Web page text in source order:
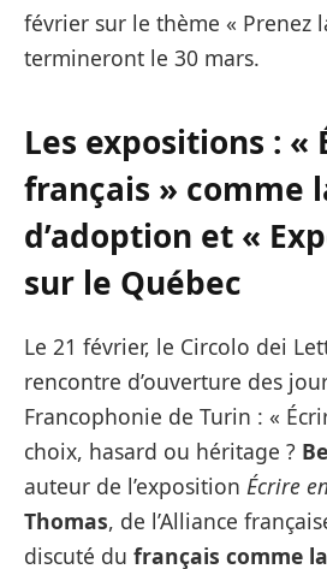
février sur le thème « Prenez
termineront le 30 mars.
Les expositions : «
français » comme
d’adoption et «
sur le Québec
Le 21 février, le Circolo dei
rencontre d’ouverture des
Francophonie de Turin : «
choix, hasard ou héritage ?
auteur de l’exposition Écrire
Thomas, de l’Alliance
discuté du français comme